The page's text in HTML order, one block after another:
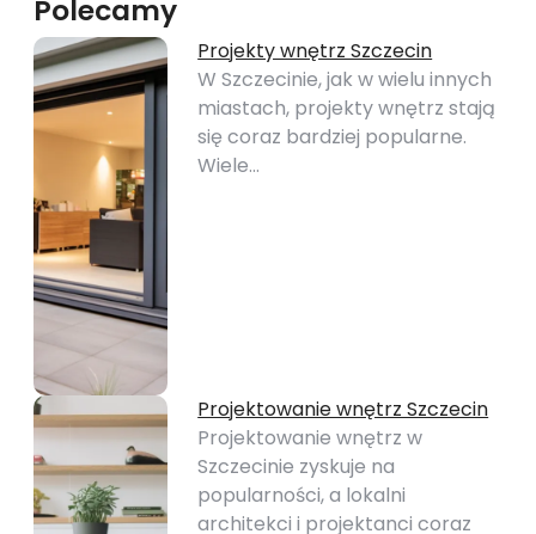
Polecamy
Projekty wnętrz Szczecin
W Szczecinie, jak w wielu innych
miastach, projekty wnętrz stają
się coraz bardziej popularne.
Wiele…
Projektowanie wnętrz Szczecin
Projektowanie wnętrz w
Szczecinie zyskuje na
popularności, a lokalni
architekci i projektanci coraz